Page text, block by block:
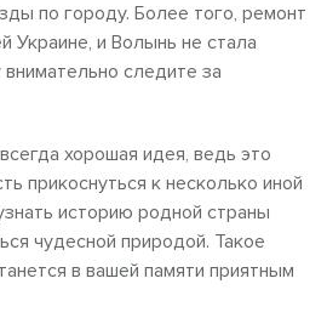
по городу. Более того, ремонт
Украине, и Волынь не стала
следите за
хорошая идея, ведь это
прикоснуться к несколько иной
историю родной страны
чудесной природой. Такое
в вашей памяти приятным